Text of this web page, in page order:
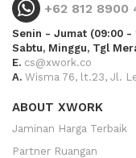
+62 812 8900
Senin - Jumat (09:00 -
Sabtu, Minggu, Tgl
E. cs@xwork.co
A. Wisma 76, lt.23, Jl.
ABOUT XWORK
Jaminan Harga Terbaik
Partner Ruangan